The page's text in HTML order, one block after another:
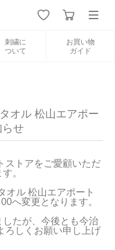
刺繍に
ついて
お買い物
ガイド
新規会員登録
オル 松山エアポー
らせ
ストアをご愛顧いただ
。
オル 松山エアポート
へ変更となります。
たが、今後とも今治
ろしくお願い申し上げ